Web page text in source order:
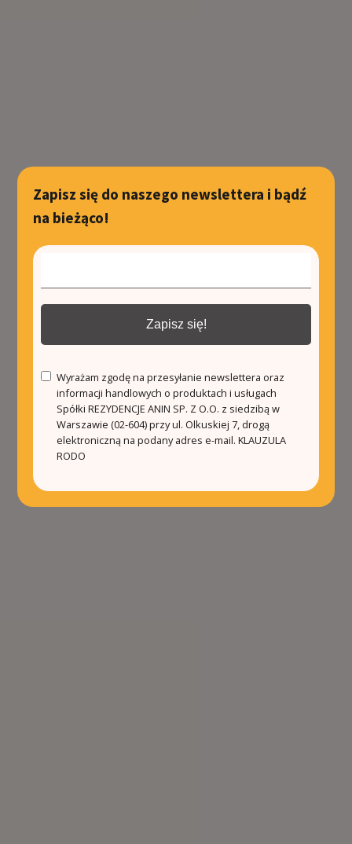
Zapisz się do naszego newslettera i bądź
na bieżąco!
Zapisz się!
Wyrażam zgodę na przesyłanie newslettera oraz
informacji handlowych o produktach i usługach
Spółki REZYDENCJE ANIN SP. Z O.O. z siedzibą w
Warszawie (02-604) przy ul. Olkuskiej 7, drogą
elektroniczną na podany adres e-mail.KLAUZULA
RODO